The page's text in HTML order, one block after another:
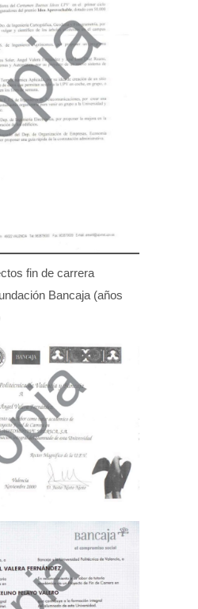
fin de carrera
Bancaja (años